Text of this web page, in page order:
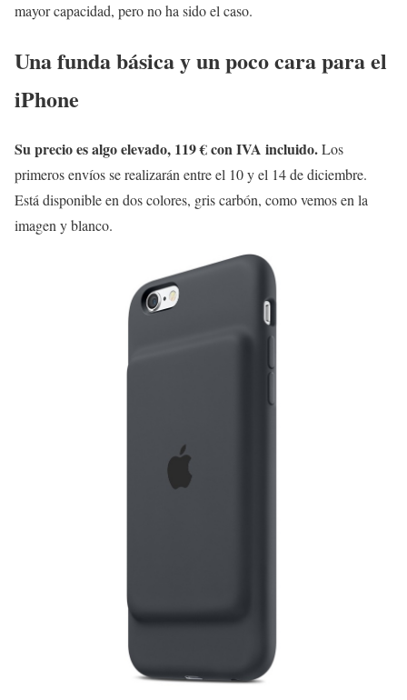
mayor capacidad, pero no ha sido el caso.
Una funda básica y un poco cara para el
iPhone
Su precio es algo elevado, 119 € con IVA incluido.Los
primeros envíos se realizarán entre el 10 y el 14 de diciembre.
Está disponible en dos colores, gris carbón, como vemos en la
imagen y blanco.